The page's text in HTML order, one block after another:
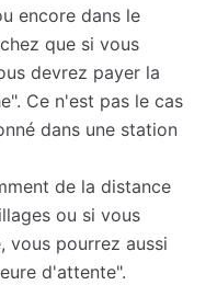
encore dans le
que si vous
devrez payer la
Ce n'est pas le cas
dans une station
de la distance
ou si vous
vous pourrez aussi
d'attente".